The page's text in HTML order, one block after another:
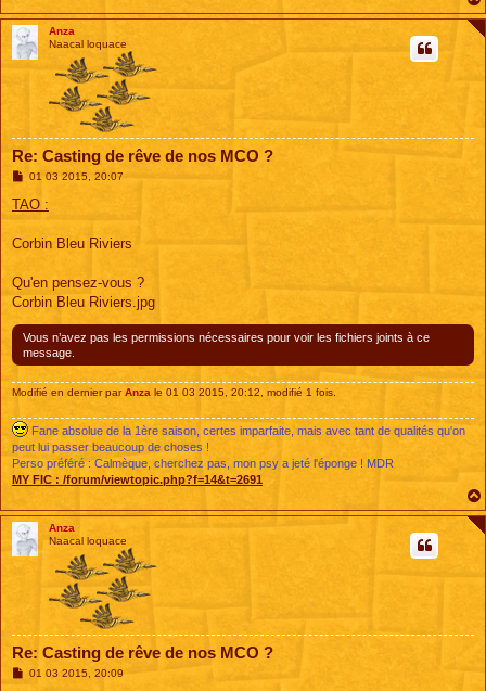
Anza
Naacal loquace
Re: Casting de rêve de nos MCO ?
M
s
s
g
01 03 2015, 20:07
TAO :
Corbin Bleu Riviers
Qu'en pensez-vous ?
Corbin Bleu Riviers.jpg
Vous n’avez pas les permissions nécessaires pour voir les fichiers joints à ce
message.
Modifié en dernier parAnza le 01 03 2015, 20:12, modifié 1 fois.
Fane absolue de la 1ère saison, certes imparfaite, mais avec tant de qualités qu'on
peut lui passer beaucoup de choses !
Perso préféré : Calmèque, cherchez pas, mon psy a jeté l'éponge ! MDR
MY FIC : /forum/viewtopic.php?f=14&t=2691
Anza
Naacal loquace
Re: Casting de rêve de nos MCO ?
M01 03 2015, 20:09